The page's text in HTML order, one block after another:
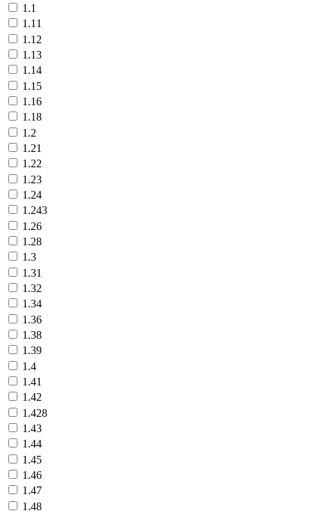
1.1
1.11
1.12
1.13
1.14
1.15
1.16
1.18
1.2
1.21
1.22
1.23
1.24
1.243
1.26
1.28
1.3
1.31
1.32
1.34
1.36
1.38
1.39
1.4
1.41
1.42
1.428
1.43
1.44
1.45
1.46
1.47
1.48